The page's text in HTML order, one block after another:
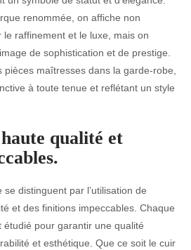
renommée, on affiche non
raffinement et le luxe, mais on
de sophistication et de prestige.
maîtresses dans la garde-robe,
à toute tenue et reflétant un style
qualité et
distinguent par l’utilisation de
et des finitions impeccables. Chaque
pour garantir une qualité
et esthétique. Que ce soit le cuir